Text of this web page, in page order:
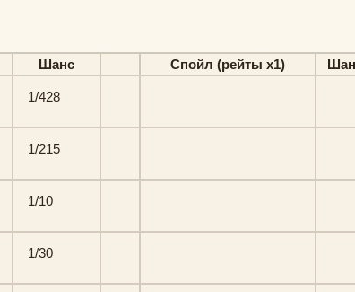
Шанс Спойл (рейты х1)
1/428
1/215
1/10
1/30